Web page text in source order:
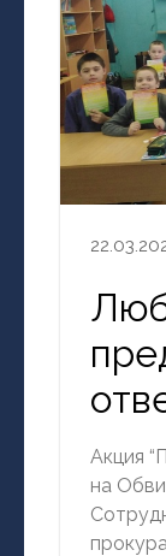
Акция
на